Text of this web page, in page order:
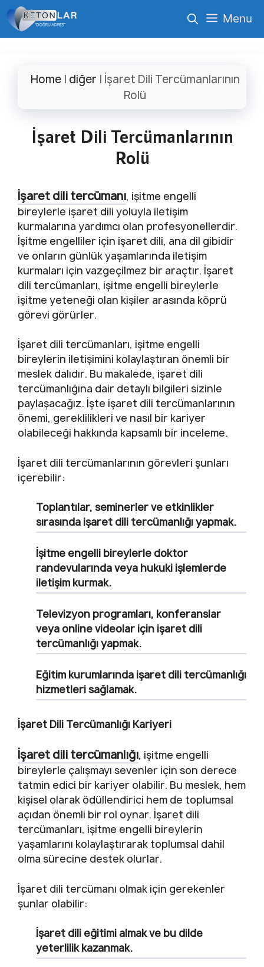
İçeriğe
atla
Menu
Home| diğer | İşaret Dili Tercümanlarının
Rolü
İşaret Dili Tercümanlarının
Rolü
İşaret dili tercümanı, işitme engelli
bireylerle işaret dili yoluyla iletişim
kurmalarına yardımcı olan profesyonellerdir.
İşitme engelliler için işaret dili, ana dil gibidir
ve onların günlük yaşamlarında iletişim
kurmaları için vazgeçilmez bir araçtır. İşaret
dili tercümanları, işitme engelli bireylerle
işitme yeteneği olan kişiler arasında köprü
görevi görürler.
İşaret dili tercümanları, işitme engelli
bireylerin iletişimini kolaylaştıran önemli bir
meslek dalıdır. Bu makalede, işaret dili
tercümanlığına dair detaylı bilgileri sizinle
paylaşacağız. İşte işaret dili tercümanlarının
önemi, gereklilikleri ve nasıl bir kariyer
olabileceği hakkında kapsamlı bir inceleme.
İşaret dili tercümanlarının görevleri şunları
içerebilir:
Toplantılar, seminerler ve etkinlikler
sırasında işaret dili tercümanlığı yapmak.
İşitme engelli bireylerle doktor
randevularında veya hukuki işlemlerde
iletişim kurmak.
Televizyon programları, konferanslar
veya online videolar için işaret dili
tercümanlığı yapmak.
Eğitim kurumlarında işaret dili tercümanlığı
hizmetleri sağlamak.
İşaret Dili Tercümanlığı Kariyeri
İşaret dili tercümanlığı, işitme engelli
bireylerle çalışmayı sevenler için son derece
tatmin edici bir kariyer olabilir. Bu meslek, hem
kişisel olarak ödüllendirici hem de toplumsal
açıdan önemli bir rol oynar. İşaret dili
tercümanları, işitme engelli bireylerin
yaşamlarını kolaylaştırarak toplumsal dahil
olma sürecine destek olurlar.
İşaret dili tercümanı olmak için gerekenler
şunlar olabilir:
İşaret dili eğitimi almak ve bu dilde
yeterlilik kazanmak.